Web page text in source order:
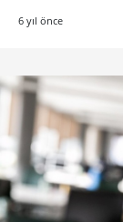
6 yıl önce